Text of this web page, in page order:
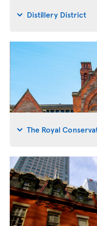
Distillery District
The Royal